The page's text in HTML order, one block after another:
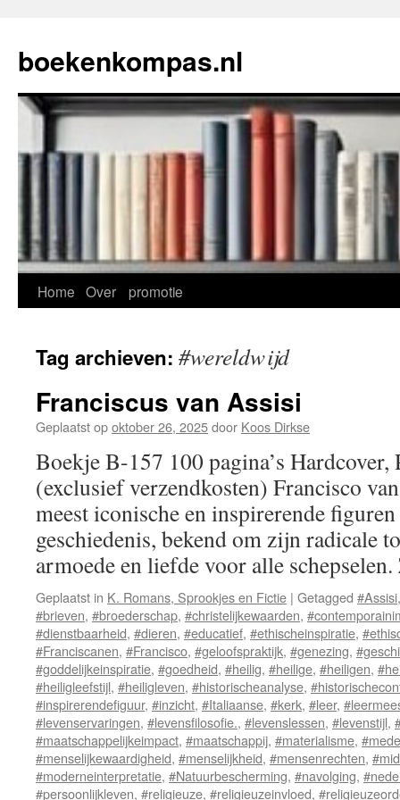
de
inhoud
boekenkompas.nl
Home Over promotie
Tag archieven: #wereldwijd
Franciscus van Assisi
Geplaatst opoktober 26, 2025door Koos Dirkse
Boekje B-157 100 pagina’s
(exclusief verzendkosten) Francisco
meest iconische en inspirerende
geschiedenis, bekend om zijn radicale
armoede en liefde voor alle
Geplaatst in K. Romans, Sprookjes en Fictie | Getagged #Assisi
#brieven, #broederschap, #christelijkewaarden,
#dienstbaarheid, #dieren, #educatief, #ethischeinspiratie,
#Franciscanen, #Francisco, #geloofspraktijk, #genezing,
#goddelijkeinspiratie, #goedheid, #heilig, #heilige, #heiligen,
#heiligleefstijl, #heiligleven, #historischeanalyse,
#inspirerendefiguur, #inzicht, #Italiaanse, #kerk, #leer,
#levenservaringen, #levensfilosofie., #levenslessen, #levenstijl,
#maatschappelijkeimpact, #maatschappij, #materialisme,
#menselijkewaardigheid, #menselijkheid, #mensenrechten,
#moderneinterpretatie, #Natuurbescherming, #navolging,
#persoonlijkleven, #religieuze, #religieuzeinvloed,